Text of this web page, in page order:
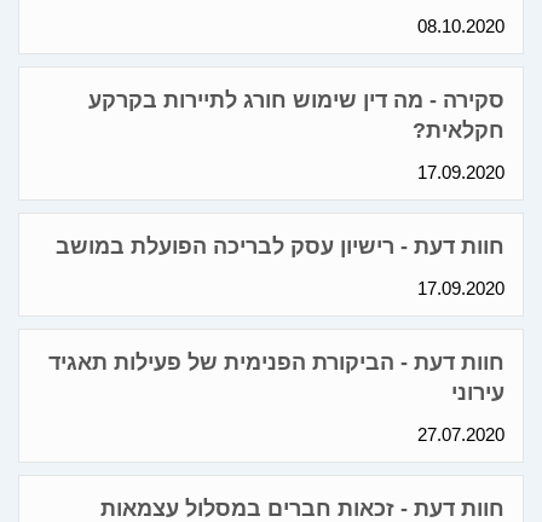
08.10.2020
סקירה - מה דין שימוש חורג לתיירות בקרקע
חקלאית?
17.09.2020
חוות דעת - רישיון עסק לבריכה הפועלת במושב
17.09.2020
חוות דעת - הביקורת הפנימית של פעילות תאגיד
עירוני
27.07.2020
חוות דעת - זכאות חברים במסלול עצמאות